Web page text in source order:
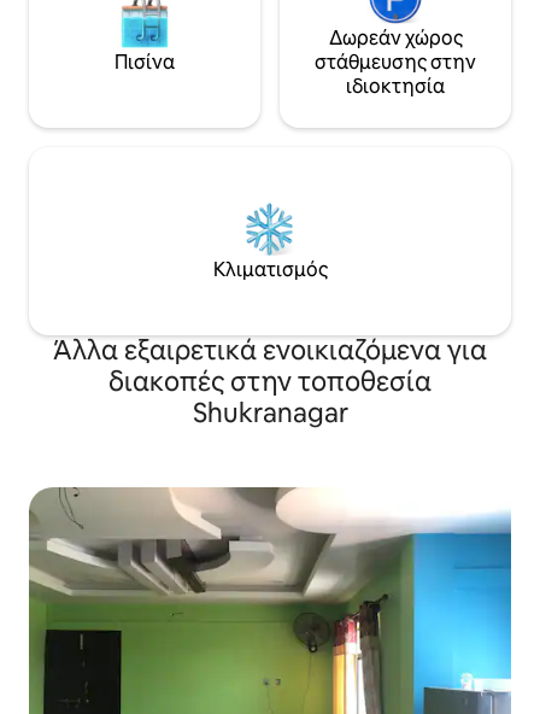
Πισίνα
Δωρεάν χώρος
στάθμευσης στην
ιδιοκτησία
Κλιματισμός
Άλλα εξαιρετικά ενοικιαζόμενα για
διακοπές στην τοποθεσία
Shukranagar